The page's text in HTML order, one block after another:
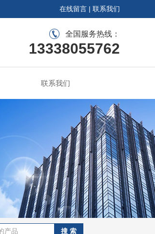
在线留言 | 联系我们
全国服务热线：
13338055762
联系我们